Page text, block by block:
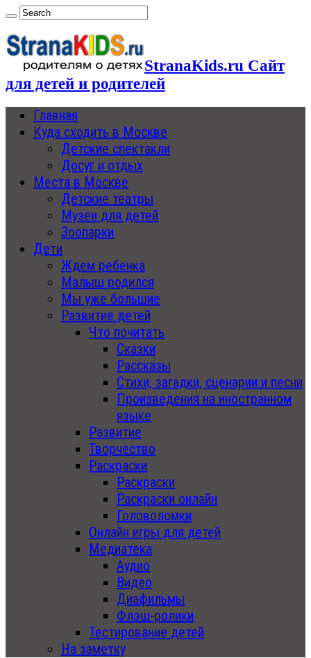
StranaKids.ru Сайт
для детей и родителей
Главная
Куда сходить в Москве
Детские спектакли
Досуг и отдых
Места в Москве
Детские театры
Музеи для детей
Зоопарки
Дети
Ждем ребенка
Малыш родился
Мы уже большие
Развитие детей
Что почитать
Сказки
Рассказы
Стихи, загадки, сценарии и песни
Произведения на иностранном
языке
Развитие
Творчество
Раскраски
Раскраски
Раскраски онлайн
Головоломки
Онлайн игры для детей
Медиатека
Аудио
Видео
Диафильмы
Флэш-ролики
Тестирование детей
На заметку